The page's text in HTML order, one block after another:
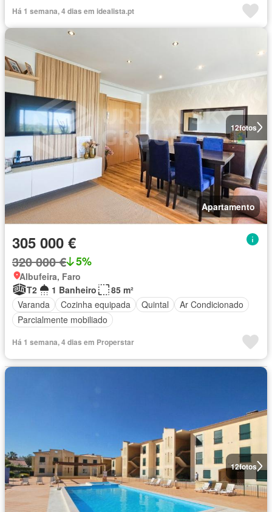
Há 1 semana, 4 dias em idealista.pt
12fotos
Apartamento
305 000 €
320 000 € 5%
Albufeira, Faro
T2
1 Banheiro
85 m²
Varanda
Cozinha equipada Quintal
Ar Condicionado
Parcialmente mobiliado
Há 1 semana, 4 dias em Properstar
12fotos